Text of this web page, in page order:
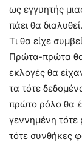
ως εγγυητής
πάει θα διαλυθεί.
Τι θα είχε
Πρώτα-πρώτα θα
εκλογές θα
τα τότε
πρώτο ρόλο θα
γεννημένη τότε
τότε συνθήκες